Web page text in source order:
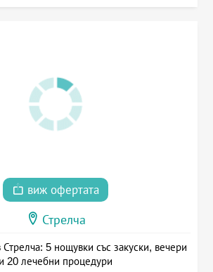
виж офертата
Стрелча
5 нощувки със закуски, вечери
и 20 лечебни процедури